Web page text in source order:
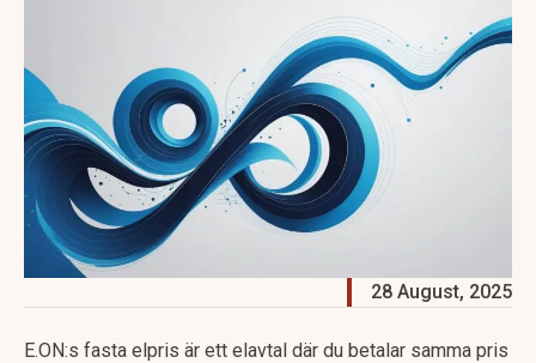
28 August, 2025
E.ON:s fasta elpris är ett elavtal där du betalar samma pris